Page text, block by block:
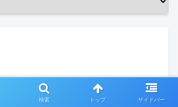
検索 トップ サイドバー